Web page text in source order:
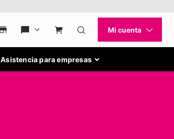
Asistencia para empresas